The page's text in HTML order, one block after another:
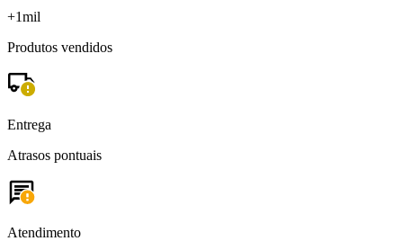
+1mil
Produtos vendidos
Entrega
Atrasos pontuais
Atendimento